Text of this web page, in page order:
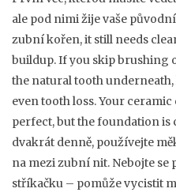
ale pod nimi žije vaše
zubní kořen, it still needs
buildup. If you skip brushing
the natural tooth underneath,
even tooth loss. Your
perfect, but the foundation
dvakrát denně, používejte
na mezi zubní nit. Nebojte
stříkačku – pomůže vycistit